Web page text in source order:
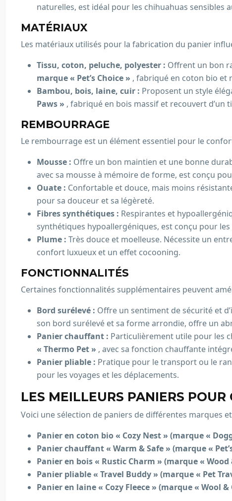
naturelles, est idéal pour les chihuahuas sensibles
MATÉRIAUX
Les matériaux utilisés pour la fabrication du panier
Tissu, coton, peluche, polyester : Offrent un bon
marque « Pet’s Choice » , fabriqué en coton bio et
Bambou, bois, laine, cuir : Proposent un style
Paws » , fabriqué en bois massif et recouvert
REMBOURRAGE
Le rembourrage est un élément essentiel pour le
Mousse : Offre un bon maintien et une bonne
avec sa mousse à mémoire de forme, est conçu
Ouate : Confortable et douce, mais moins
pour sa douceur et sa légèreté.
Fibres synthétiques : Respirantes et
synthétiques hypoallergéniques, est conçu pour
Plume : Très douce et moelleuse. Nécessite un
confort luxueux et un effet cocooning.
FONCTIONNALITÉS
Certaines fonctionnalités supplémentaires peuvent
Bord surélevé : Offre un sentiment de sécurité et
son bord surélevé et sa forme arrondie, offre un
Panier chauffant : Particulièrement utile pour les
« Thermo Pet » , avec sa fonction chauffante
Panier pliable : Pratique pour le transport ou le
pour les voyages et les déplacements.
LES MEILLEURS PANIERS
Voici une sélection de paniers de différentes marques
Panier en coton bio « Cozy Nest » (marque «
Panier chauffant « Warm & Safe » (marque «
Panier en bois « Rustic Charm » (marque « Wood
Panier pliable « Travel Buddy » (marque « Pet
Panier en laine « Cozy Fleece » (marque « Wool &